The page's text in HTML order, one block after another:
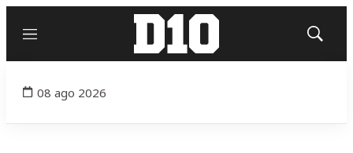
Menú
Mostrar
08 ago 2026